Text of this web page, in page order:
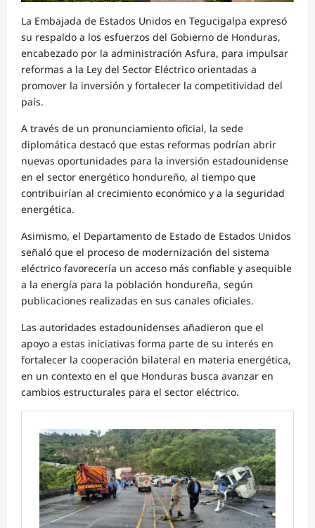
La Embajada de Estados Unidos en Tegucigalpa expresó
su respaldo a los esfuerzos del Gobierno de Honduras,
encabezado por la administración Asfura, para impulsar
reformas a la Ley del Sector Eléctrico orientadas a
promover la inversión y fortalecer la competitividad del
país.
A través de un pronunciamiento oficial, la sede
diplomática destacó que estas reformas podrían abrir
nuevas oportunidades para la inversión estadounidense
en el sector energético hondureño, al tiempo que
contribuirían al crecimiento económico y a la seguridad
energética.
Asimismo, el Departamento de Estado de Estados Unidos
señaló que el proceso de modernización del sistema
eléctrico favorecería un acceso más confiable y asequible
a la energía para la población hondureña, según
publicaciones realizadas en sus canales oficiales.
Las autoridades estadounidenses añadieron que el
apoyo a estas iniciativas forma parte de su interés en
fortalecer la cooperación bilateral en materia energética,
en un contexto en el que Honduras busca avanzar en
cambios estructurales para el sector eléctrico.